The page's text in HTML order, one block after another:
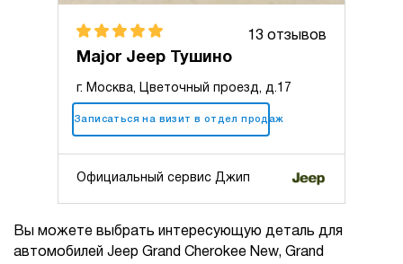
13 отзывов
Major Jeep Тушино
г. Москва, Цветочный проезд, д.17
+7 (495) 025-10-10
Записаться на визит в отдел продаж
Официальный сервис Джип
Вы можете выбрать интересующую деталь для
автомобилей Jeep Grand Cherokee New, Grand